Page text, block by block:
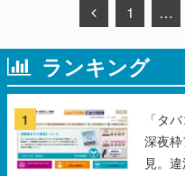
1 …
ランキング
1
「タ
深夜
見。